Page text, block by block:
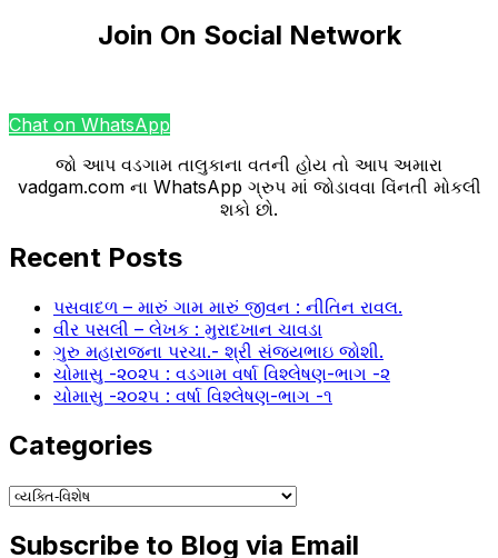
Join On Social Network
Chat on WhatsApp
જો આપ વડગામ તાલુકાના વતની હોય તો આપ અમારા
vadgam.com ના WhatsApp ગ્રુપ માં જોડાવવા વિંનતી મોકલી
શકો છો.
Recent Posts
પસવાદળ – મારું ગામ મારું જીવન : નીતિન રાવલ.
વીર પસલી – લેખક : મુરાદખાન ચાવડા
ગુરુ મહારાજના પરચા.- શ્રી સંજયભાઇ જોશી.
ચોમાસુ -૨૦૨૫ : વડગામ વર્ષા વિશ્લેષણ-ભાગ -૨
ચોમાસુ -૨૦૨૫ : વર્ષા વિશ્લેષણ-ભાગ -૧
Categories
Categories
Subscribe to Blog via Email